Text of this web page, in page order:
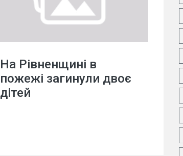
На Рівненщині в
пожежі загинули двоє
дітей